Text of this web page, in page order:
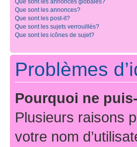
Que sont les annonces globales?
Que sont les annonces?
Que sont les post-it?
Que sont les sujets verrouillés?
Que sont les icônes de sujet?
Problèmes
Pourquoi ne
Plusieurs raisons
votre nom